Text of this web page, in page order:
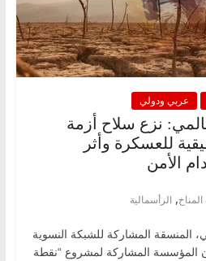
عربي ودولي
نزع سلاح أزمة
للعسكرة وأثر
الأمن
, الرأسمالية
المنسقة المشاركة للشبكة النسوية
المؤسسة المشاركة لمشروع “نقطة